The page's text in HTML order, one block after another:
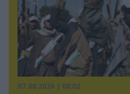
07.08.2026 | 08:02